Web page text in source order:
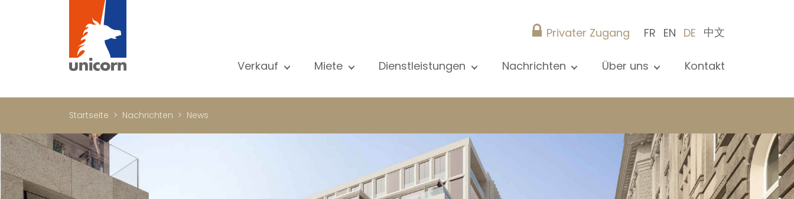
Privater Zugang FR EN DE 中文
Verkauf
Miete
International
Büro
Dienstleistungen
Privater zugang
Mietverwaltung
Nachrichten
Über uns
Tipps
Karriere
Kontakt
Startseite Nachrichten News